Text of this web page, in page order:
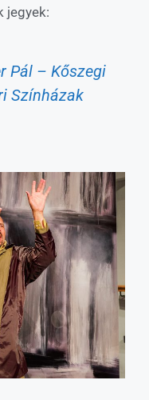
jegyek:
Pál – Kőszegi
Színházak